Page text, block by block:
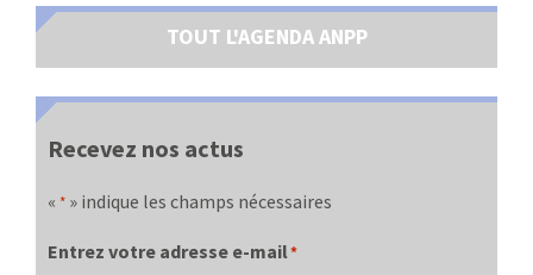
TOUT L'AGENDA ANPP
Recevez nos actus
« * » indique les champs nécessaires
Entrez votre adresse e-mail*